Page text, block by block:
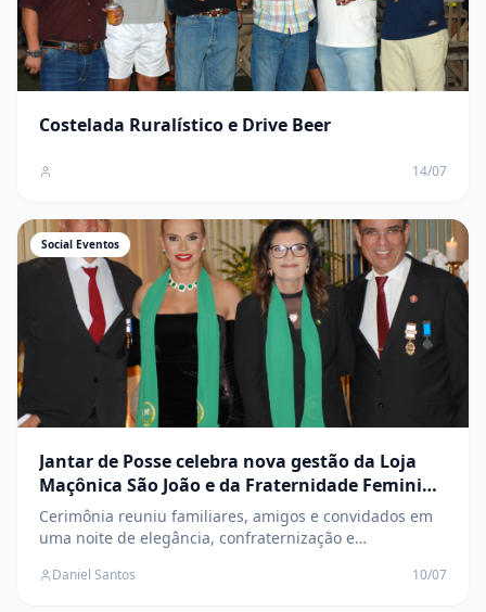
Costelada Ruralístico e Drive Beer
14/07
Social Eventos
Jantar de Posse celebra nova gestão da Loja
Maçônica São João e da Fraternidade Feminina
Cruzeiro do Sul
Cerimônia reuniu familiares, amigos e convidados em
uma noite de elegância, confraternização e
Daniel Santos 10/07